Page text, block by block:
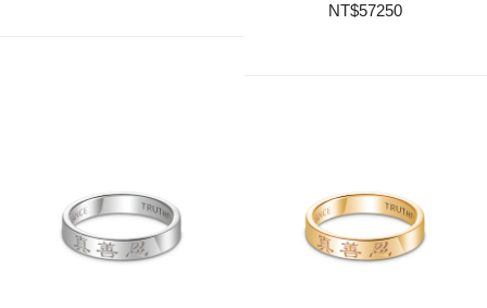
NT$57250